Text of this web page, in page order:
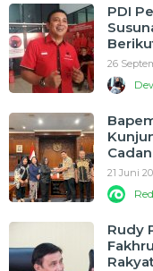
PDI
26
21 Juni
Rudy